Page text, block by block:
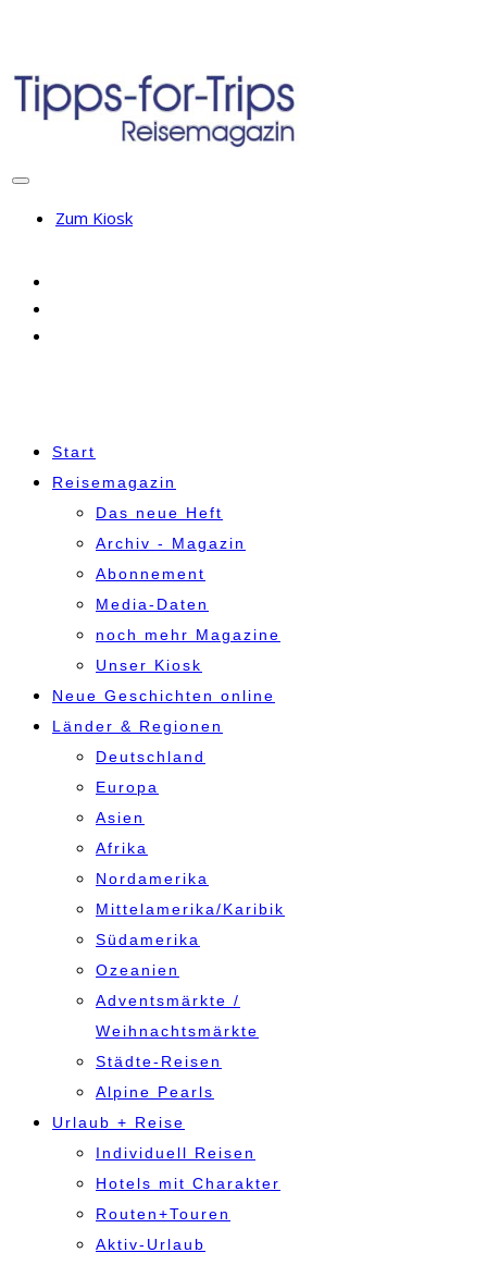
Zum Kiosk
Start
Reisemagazin
Das neue Heft
Archiv - Magazin
Abonnement
Media-Daten
noch mehr Magazine
Unser Kiosk
Neue Geschichten online
Länder & Regionen
Deutschland
Europa
Asien
Afrika
Nordamerika
Mittelamerika/Karibik
Südamerika
Ozeanien
Adventsmärkte /
Weihnachtsmärkte
Städte-Reisen
Alpine Pearls
Urlaub + Reise
Individuell Reisen
Hotels mit Charakter
Routen+Touren
Aktiv-Urlaub